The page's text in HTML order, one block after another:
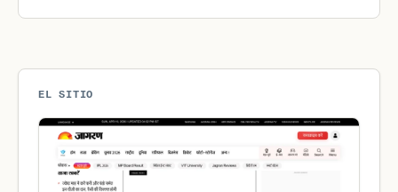
EL SITIO